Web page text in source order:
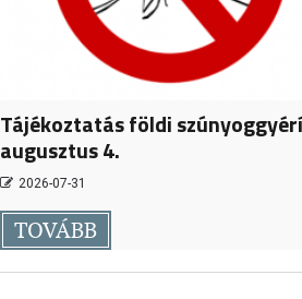
Tájékoztatás földi
augusztus 4.
2026-07-31
TOVÁBB